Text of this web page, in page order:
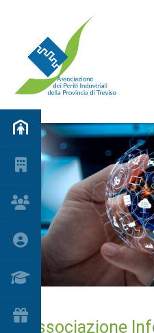
Home
L'Associazione
Consiglio direttivo
Diventa socio
L'Associazione